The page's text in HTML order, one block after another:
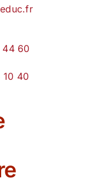
44 60
10 40